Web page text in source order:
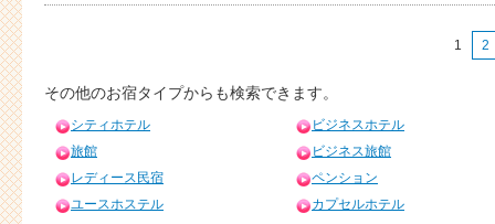
1 2
その他のお宿タイプからも検索できます。
シティホテル
ビジネスホテル
旅館
ビジネス旅館
レディース民宿
ペンション
ユースホステル
カプセルホテル